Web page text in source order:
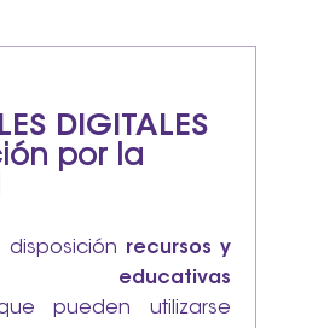
DIGITALES
por la
disposición recursos y
educativas
pueden utilizarse